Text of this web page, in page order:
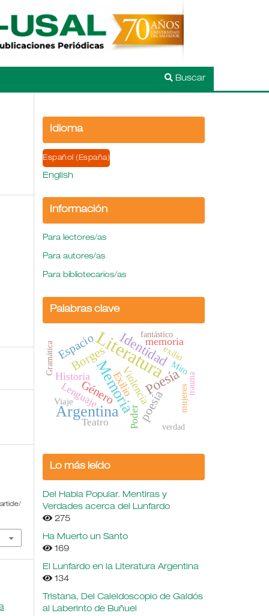
Buscar
Idioma
Español (España)
English
Información
Para lectores/as
Para autores/as
Para bibliotecarios/as
Palabras clave
Literatura
Memoria
Argentina
Poesía
Identidad
Borges
poesía
Género
Espacio
Violencia
memoria
Historia Exilio
Lenguaje
Poder
Teatro
mujeres
Viaje
Mito
exilio
fantástico
trauma
Gramática
verdad
Lo más leído
Del Habla Popular. Mentiras y
Verdades acerca del Lunfardo
275
Ha Muerto un Santo
169
El Lunfardo en la Literatura Argentina
134
Tristana, Del Caleidoscopio de Galdós
al Laberinto de Buñuel